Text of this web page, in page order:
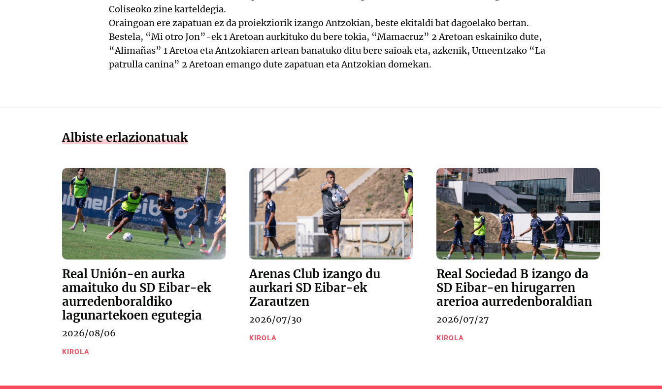
Coliseoko zine karteldegia.
Oraingoan ere zapatuan ez da proiekziorik izango Antzokian, beste ekitaldi bat dagoelako bertan.
Bestela, “Mi otro Jon”-ek 1 Aretoan aurkituko du bere tokia, “Mamacruz” 2 Aretoan eskainiko dute,
“Alimañas” 1 Aretoa eta Antzokiaren artean banatuko ditu bere saioak eta, azkenik, Umeentzako “La
patrulla canina” 2 Aretoan emango dute zapatuan eta Antzokian domekan.
Albiste erlazionatuak
Real Unión-en aurka
amaituko du SD Eibar-ek
aurredenboraldiko
lagunartekoen egutegia
2026/08/06
KIROLA
Arenas Club izango du
aurkari SD Eibar-ek
Zarautzen
2026/07/30
KIROLA
Real Sociedad B izango da
SD Eibar-en hirugarren
arerioa aurredenboraldian
2026/07/27
KIROLA